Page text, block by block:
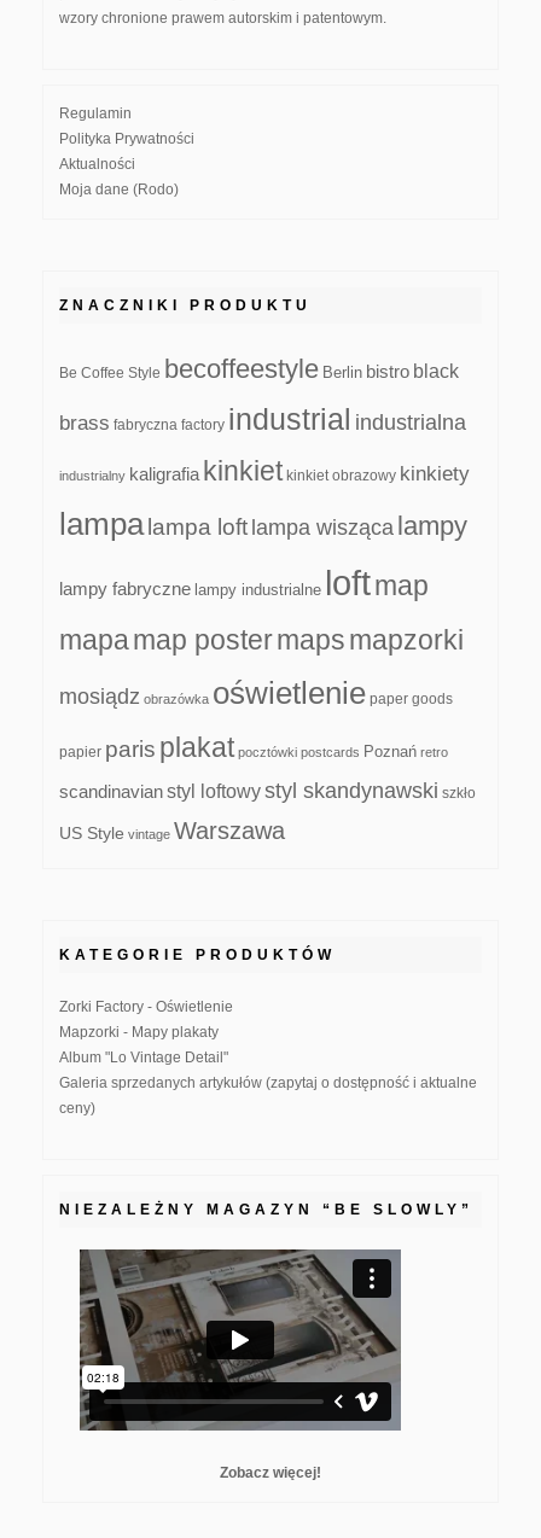
wzory chronione prawem autorskim i patentowym.
Regulamin
Polityka Prywatności
Aktualności
Moja dane (Rodo)
ZNACZNIKI PRODUKTU
Be Coffee Style becoffeestyle Berlin bistro black
brass fabryczna factory industrial industrialna
industrialny kaligrafia kinkiet kinkiet obrazowy kinkiety
lampa lampa loft lampa wisząca lampy
lampy fabryczne lampy industrialne loftmap
mapamap postermapsmapzorki
mosiądz obrazówka oświetlenie paper goods
papier paris plakat pocztówki postcards Poznań retro
scandinavianstyl loftowystyl skandynawski szkło
US Style vintage Warszawa
KATEGORIE PRODUKTÓW
Zorki Factory - Oświetlenie
Mapzorki - Mapy plakaty
Album "Lo Vintage Detail"
Galeria sprzedanych artykułów (zapytaj o dostępność i aktualne
ceny)
NIEZALEŻNY MAGAZYN “BE SLOWLY”
Zobacz więcej!